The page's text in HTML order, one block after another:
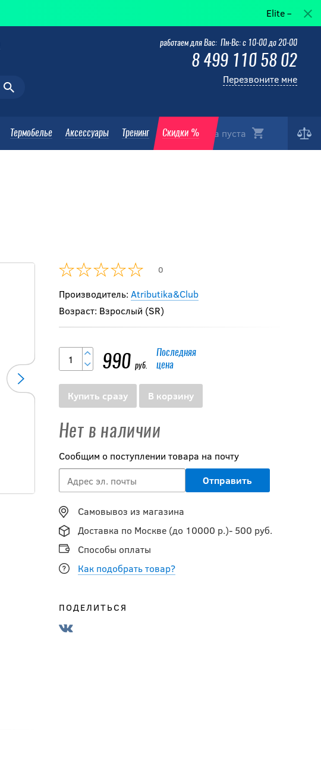
Elite — когда
Корзина пуста
Термобелье Аксессуары Тренинг Скидки %
работаем для Вас: Пн-Вс: с 10-00 до 20-00
8 499 110 58 02
Перезвоните мне
0
Производитель: Atributika&Club
Возраст: Взрослый (SR)
990 руб.
Последняя
цена
Купить сразу В корзину
Нет в наличии
Сообщим о поступлении товара на почту
Самовывоз из магазина
Доставка по Москве (до 10000 р.)- 500 руб.
Способы оплаты
Как подобрать товар?
ПОДЕЛИТЬСЯ